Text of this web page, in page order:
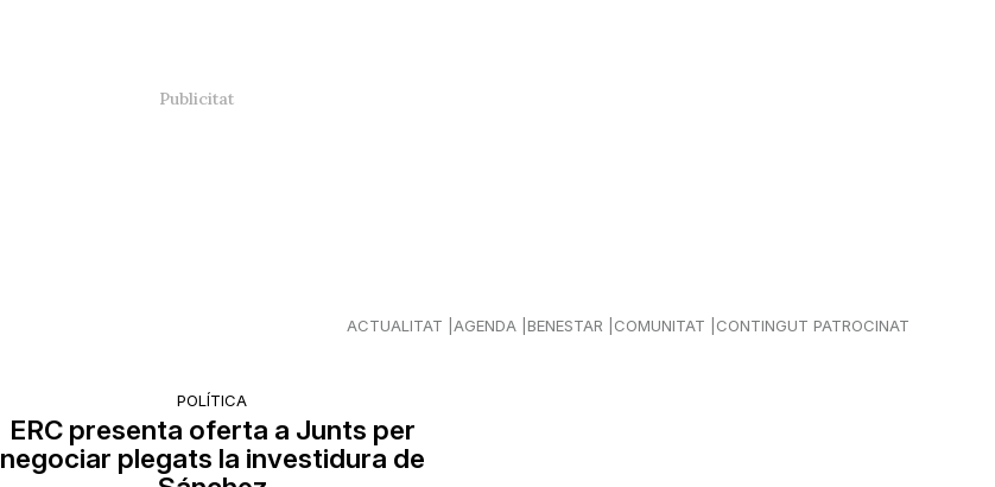
ACTUALITAT AGENDA BENESTAR COMUNITAT CONTINGUT PATROCINAT
POLÍTICA
ERC presenta oferta a Junts per
negociar plegats la investidura de